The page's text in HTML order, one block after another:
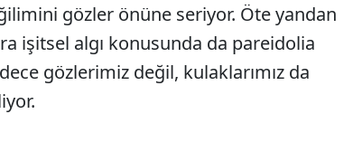
gözler önüne seriyor. Öte yandan
işitsel algı konusunda da pareidolia
gözlerimiz değil, kulaklarımız da